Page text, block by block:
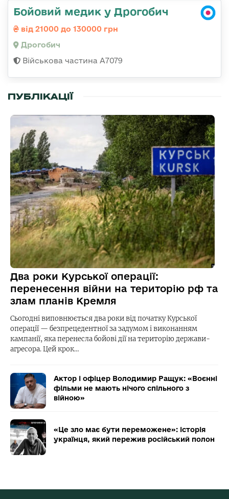
Бойовий медик у Дрогобич
від 21000 до 130000 грн
Дрогобич
Військова частина А7079
ПУБЛІКАЦІЇ
Два роки Курської операції:
перенесення війни на територію рф та
злам планів Кремля
Сьогодні виповнюється два роки від початку Курської
операції — безпрецедентної за задумом і виконанням
кампанії, яка перенесла бойові дії на територію держави-
агресора. Цей крок…
Актор і офіцер Володимир Ращук: «Воєнні
фільми не мають нічого спільного з
війною»
«Це зло має бути переможене»: історія
українця, який пережив російський полон